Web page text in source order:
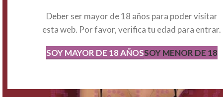
Deber ser mayor de 18 años para poder visitar
esta web. Por favor, verifica tu edad para entrar.
SOY MAYOR DE 18 AÑOSSOY MENOR DE 18